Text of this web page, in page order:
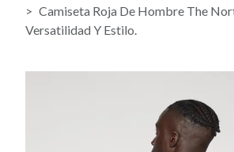
Camiseta Roja De Hombre The
Versatilidad Y Estilo.